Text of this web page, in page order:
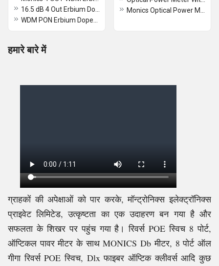
हमारे बारे में
ग्राहकों की अपेक्षाओं को पार करके, मॉन्ट्रोनिक्स इलेक्ट्रॉनिक्स
प्राइवेट लिमिटेड, उत्कृष्टता का एक उदाहरण बन गया है और
सफलता के शिखर पर पहुंच गया है। रिवर्स POE स्विच 8 पोर्ट,
ऑप्टिकल पावर मीटर के साथ MONICS Db मीटर, 8 पोर्ट ऑल
गीगा रिवर्स POE स्विच, Dlx फाइबर ऑप्टिक क्लीवर्स आदि कुछ